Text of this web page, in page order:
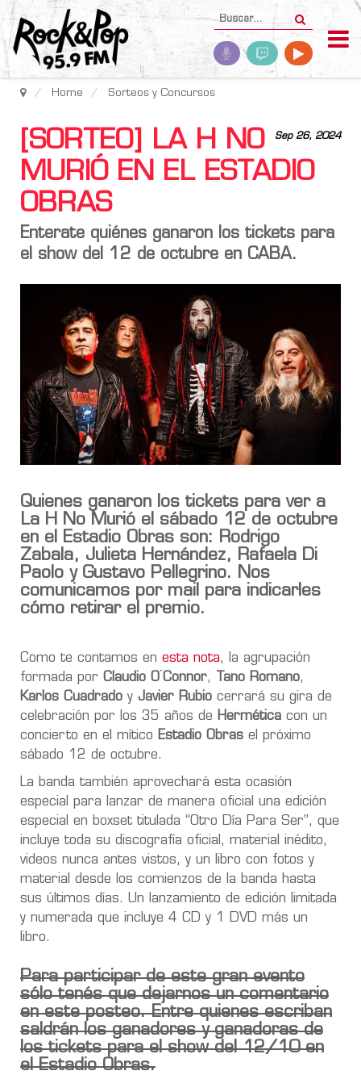
Home Sorteos y Concursos
Sep 26, 2024
[SORTEO] LA H NO
MURIÓ EN EL ESTADIO
OBRAS
Enterate quiénes ganaron los tickets para
el show del 12 de octubre en CABA.
Quienes ganaron los tickets para ver a
La H No Murió el sábado 12 de octubre
en el Estadio Obras son: Rodrigo
Zabala, Julieta Hernández, Rafaela Di
Paolo y Gustavo Pellegrino. Nos
comunicamos por mail para indicarles
cómo retirar el premio.
Como te contamos en esta nota, la agrupación
formada por Claudio O ́Connor, Tano Romano,
Karlos Cuadrado y Javier Rubio cerrará su gira de
celebración por los 35 años de Hermética con un
concierto en el mítico Estadio Obras el próximo
sábado 12 de octubre.
La banda también aprovechará esta ocasión
especial para lanzar de manera oficial una edición
especial en boxset titulada “Otro Día Para Ser”, que
incluye toda su discografía oficial, material inédito,
videos nunca antes vistos, y un libro con fotos y
material desde los comienzos de la banda hasta
sus últimos días. Un lanzamiento de edición limitada
y numerada que incluye 4 CD y 1 DVD más un
libro.
Para participar de este gran evento
sólo tenés que dejarnos un comentario
en este posteo. Entre quienes escriban
saldrán los ganadores y ganadoras de
los tickets para el show del 12/10 en
elEstadio Obras.